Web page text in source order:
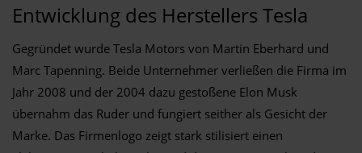
Entwicklung des Herstellers Tesla
Gegründet wurde Tesla Motors von Martin Eberhard und
Marc Tapenning. Beide Unternehmer verließen die Firma im
Jahr 2008 und der 2004 dazu gestoßene Elon Musk
übernahm das Ruder und fungiert seither als Gesicht der
Marke. Das Firmenlogo zeigt stark stilisiert einen